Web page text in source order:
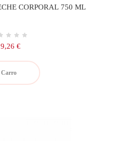
CORPORAL 750 ML
€
Carro